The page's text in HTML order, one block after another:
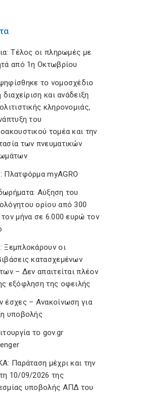
Τέλος οι πληρωμές με
από 1η Οκτωβρίου
το νομοσχέδιο
διαχείριση και ανάδειξη
κληρονομιάς,
του
τομέα και την
των πνευματικών
Πλατφόρμα myAGRO
Αύξηση του
ορίου από 300
μήνα σε 6.000 ευρώ τον
Ξεμπλοκάρουν οι
κατασχεμένων
– Δεν απαιτείται πλέον
εξόφληση της οφειλής
έσχες – Ανακοίνωση για
υποβολής
το gov.gr
Παράταση μέχρι και την
10/09/2026 της
υποβολής ΑΠΔ του